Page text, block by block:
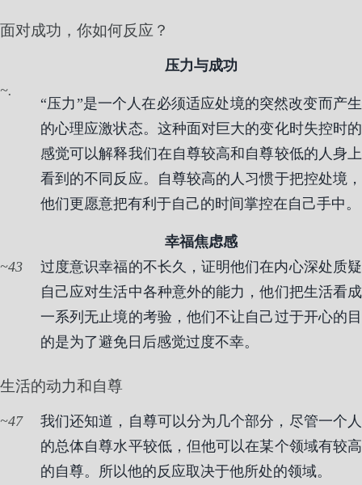
面对成功，你如何反应？
压力与成功
.
“压力”是一个人在必须适应处境的突然改变而产生
的心理应激状态。这种面对巨大的变化时失控时的
感觉可以解释我们在自尊较高和自尊较低的人身上
看到的不同反应。自尊较高的人习惯于把控处境，
他们更愿意把有利于自己的时间掌控在自己手中。
幸福焦虑感
43
过度意识幸福的不长久，证明他们在内心深处质疑
自己应对生活中各种意外的能力，他们把生活看成
一系列无止境的考验，他们不让自己过于开心的目
的是为了避免日后感觉过度不幸。
生活的动力和自尊
47
我们还知道，自尊可以分为几个部分，尽管一个人
的总体自尊水平较低，但他可以在某个领域有较高
的自尊。所以他的反应取决于他所处的领域。